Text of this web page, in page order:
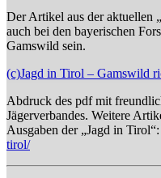
Der Artikel aus der aktuellen
auch bei den bayerischen
Gamswild sein.
(c)Jagd in Tirol – Gamswild
Abdruck des pdf mit
Jägerverbandes. Weitere
Ausgaben der „Jagd in Tirol“:
tirol/